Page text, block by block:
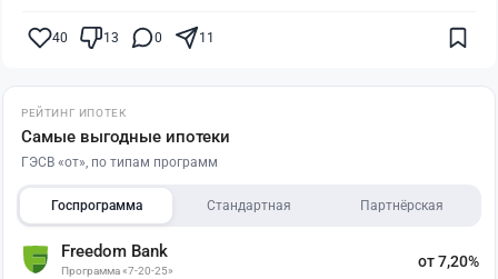
40 13 0 11
РЕЙТИНГ ИПОТЕК
Самые выгодные ипотеки
ГЭСВ «от», по типам программ
Госпрограмма Стандартная Партнёрская
Freedom Bank
Программа «7-20-25»
от 7,20%